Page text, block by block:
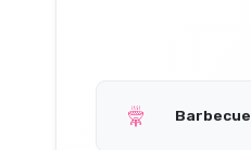
Barbecue